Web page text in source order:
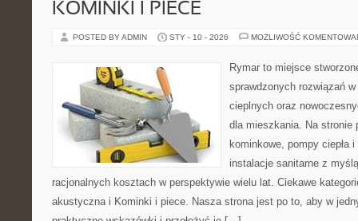
KOMINKI I PIECE
POSTED BY ADMIN STY - 10 - 2026 MOŻLIWOŚĆ
Rymar to miejsce
sprawdzonych rozwiązań
cieplnych oraz
dla mieszkania. Na stronie
kominkowe, pompy ciepła
instalacje sanitarne z
racjonalnych kosztach w perspektywie wielu lat. Ciekawe
akustyczna i Kominki i piece. Nasza strona jest po to, aby w